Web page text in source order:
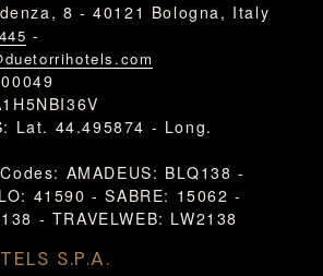
8 - 40121 Bologna, Italy
-
Lat. 44.495874 - Long.
AMADEUS: BLQ138 -
41590 - SABRE: 15062 -
- TRAVELWEB: LW2138
S.P.A.